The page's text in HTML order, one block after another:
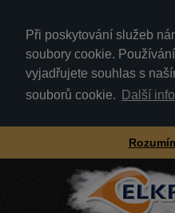
Při poskytování služeb
soubory cookie.
vyjadřujete souhlas s
souborů cookie.
Další